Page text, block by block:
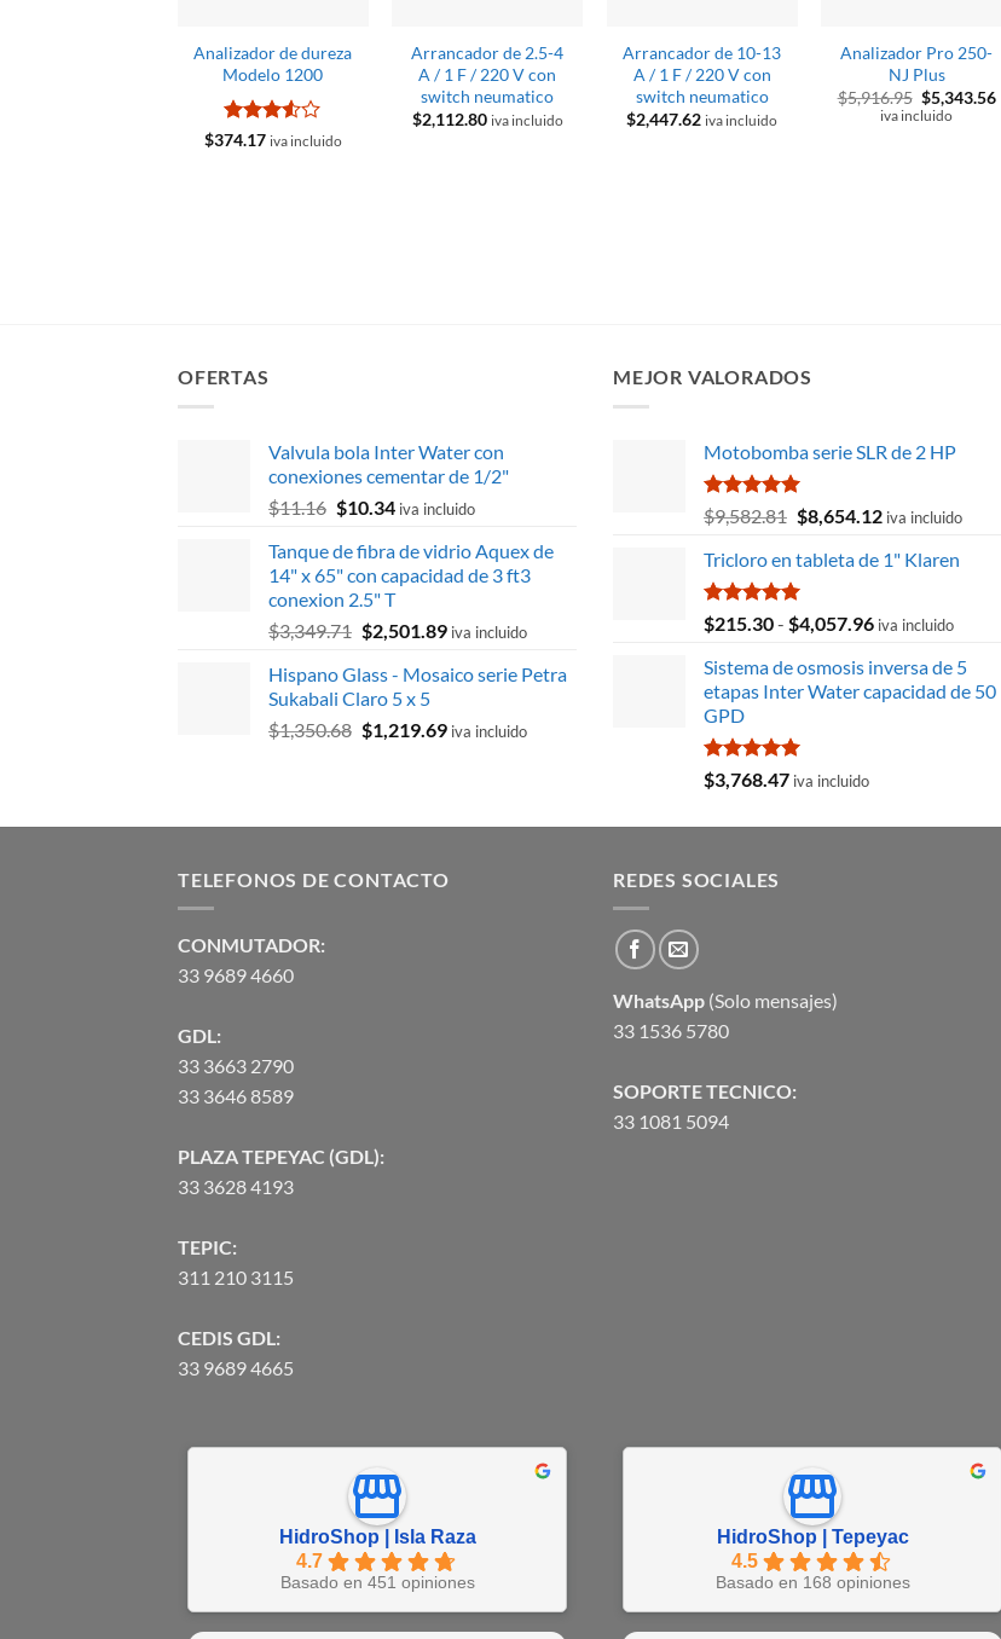
Analizador de dureza
Modelo 1200
Valorado
$374.17 iva incluido
Arrancador de 2.5-4
A / 1 F / 220 V con
switch neumatico
$2,112.80 iva incluido
Arrancador de 10-13
A / 1 F / 220 V con
switch neumatico
$2,447.62 iva incluido
Analizador Pro 250-
NJ Plus
$5,916.95 El
precio
$5,343.56El
iva incluido
OFERTAS
Valvula bola Inter Water con
conexiones cementar de 1/2"
$11.16 El
original
era:
$11.16.
$10.34El
actual
es:
iva incluido
Tanque de fibra de vidrio Aquex de
14" x 65" con capacidad de 3 ft3
conexion 2.5" T
$3,349.71 El
original
era:
$3,349.71.
$2,501.89El
actual
$2,501.89.
iva incluido
Hispano Glass - Mosaico serie Petra
Sukabali Claro 5 x 5
$1,350.68 El
$1,350.68.
$1,219.69El
$1,219.69.
iva incluido
MEJOR VALORADOS
Motobomba serie SLR de 2 HP
Valorado
con
de 5
$9,582.81 El
original
era:
$9,582.81.
$8,654.12El
actual
$8,654.12.
iva incluido
Tricloro en tableta de 1" Klaren
Valorado
con
de 5
$215.30- $4,057.96Rango
precios:
desde
iva incluido
Sistema de osmosis inversa de 5
etapas Inter Water capacidad de 50
GPD
Valorado
con
$3,768.47 iva incluido
TELEFONOS DE CONTACTO
CONMUTADOR:
33 9689 4660
GDL:
33 3663 2790
33 3646 8589
PLAZA TEPEYAC (GDL):
33 3628 4193
TEPIC:
311 210 3115
CEDIS GDL:
33 9689 4665
REDES SOCIALES
WhatsApp (Solo mensajes)
33 1536 5780
SOPORTE TECNICO:
33 1081 5094
HidroShop | Isla Raza
4.7
Basado en 451 opiniones
HidroShop | Tepeyac
4.5
Basado en 168 opiniones